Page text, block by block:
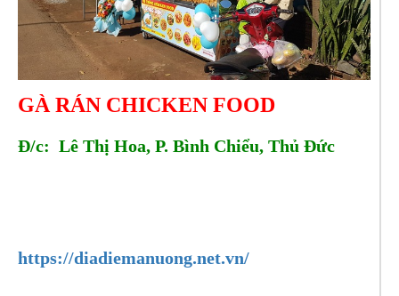
GÀ RÁN CHICKEN FOOD
Đ/c: Lê Thị Hoa, P. Bình Chiểu, Thủ Đức
https://diadiemanuong.net.vn/